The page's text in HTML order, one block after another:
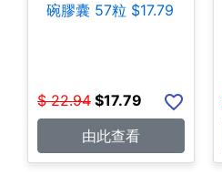
碗膠囊 57粒 $17.79
$ 22.94 $17.79
由此查看